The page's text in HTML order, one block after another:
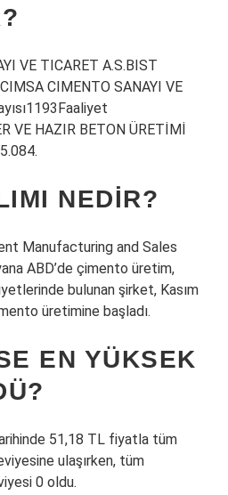
VE TICARET A.S.BIST
CIMENTO SANAYI VE
VE HAZIR BETON ÜRETİMİ
NEDIR?
Manufacturing and Sales
ABD’de çimento üretim,
bulunan şirket, Kasım
üretimine başladı.
EN YÜKSEK
51,18 TL fiyatla tüm
ulaşırken, tüm
0 oldu.